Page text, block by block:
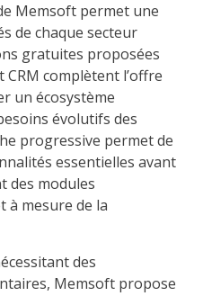
Memsoft permet une
de chaque secteur
gratuites proposées
complètent l’offre
un écosystème
évolutifs des
progressive permet de
essentielles avant
des modules
à mesure de la
des
Memsoft propose